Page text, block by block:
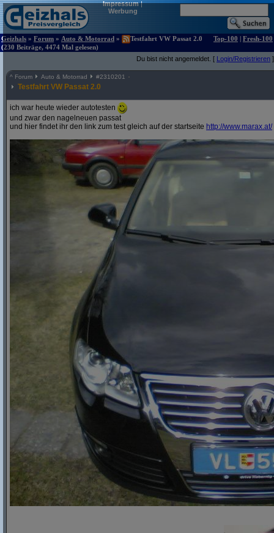
Impressum|
Werbung
Geizhals » Forum » Auto & Motorrad »
Testfahrt VW Passat 2.0
(230 Beiträge, 4474 Mal gelesen)
Top-100 | Fresh-100
Du bist nicht angemeldet. [ Login/Registrieren ]
^ Forum Auto & Motorrad #2310201
Testfahrt VW Passat 2.0
ich war heute wieder autotesten
und zwar den nagelneuen passat
und hier findet ihr den link zum test gleich auf der startseite http://www.marax.at/